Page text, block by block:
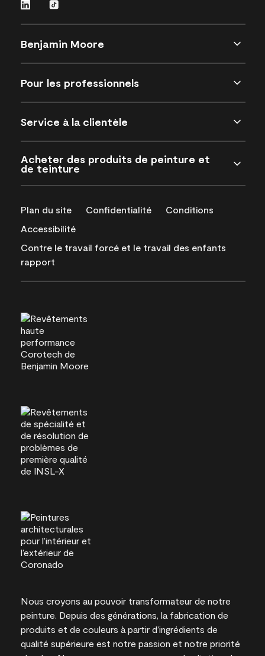
Benjamin Moore
Pour les professionnels
Service à la clientèle
Acheter des produits de peinture et
de teinture
Plan du site Confidentialité
Conditions
Accessibilité
Contre le travail forcé et le travail des enfants
rapport
Nous croyons au pouvoir transformateur de notre
peinture. Depuis des générations, la fabrication de
produits et de couleurs à partir d’ingrédients de
qualité supérieure est notre passion et notre priorité